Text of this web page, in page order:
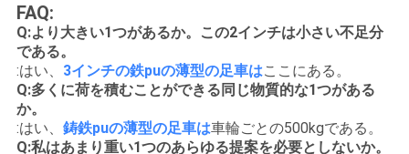
FAQ:
Q:より大きい1つがあるか。この2インチは小さい不足分
である。
:はい、 3インチの鉄puの薄型の足車はここにある。
Q:多くに荷を積むことができる同じ物質的な1つがある
か。
:はい、 鋳鉄puの薄型の足車は車輪ごとの500kgである。
Q:私はあまり重い1つのあらゆる提案を必要としないか。